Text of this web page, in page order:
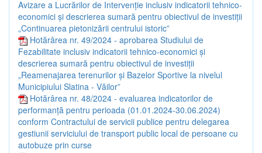
Avizare a Lucrărilor de Intervenție inclusiv indicatorii tehnico-
economici și descrierea sumară pentru obiectivul de investiții
„Continuarea pietonizării centrului istoric”
Hotărârea nr. 49/2024 - aprobarea Studiului de
Fezabilitate inclusiv indicatorii tehnico-economici și
descrierea sumară pentru obiectivul de investiții
„Reamenajarea terenurilor și Bazelor Sportive la nivelul
Municipiului Slatina - Văilor”
Hotărârea nr. 48/2024 - evaluarea indicatorilor de
performanță pentru perioada (01.01.2024-30.06.2024)
conform Contractului de servicii publice pentru delegarea
gestiunii serviciului de transport public local de persoane cu
autobuze prin curse